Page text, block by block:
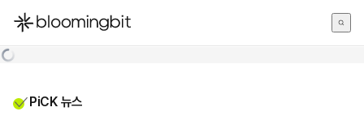
한국어
PiCK 뉴스